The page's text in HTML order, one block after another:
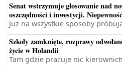
Senat wstrzymuje głosowanie nad
oszczędności i inwestycji.
Już na wszystkie sposoby
Szkoły zamknięte, rozprawy
życie w Holandii
Tam gdzie pracuje nic